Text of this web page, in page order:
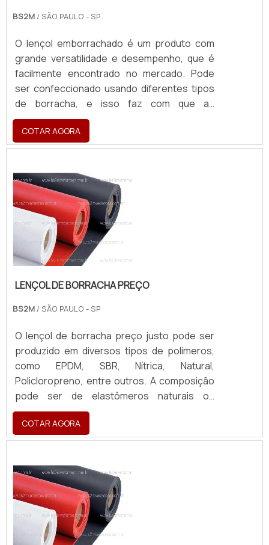
BS2M / SÃO PAULO - SP
O lençol emborrachado é um produto com
grande versatilidade e desempenho, que é
facilmente encontrado no mercado. Pode
ser confeccionado usando diferentes tipos
de borracha, e isso faz com que as
aplicações sejam bastante variadas.MAIS
INFORMAÇÕES ACERCA DO
EQUIPAMENTOSão fabricado para atender as
aplicado. Esses produtos contêm
características técnicas próprias, e podem
ser desenvolvidos de form...
COTAR AGORA
LENÇOL DE BORRACHA PREÇO
BS2M / SÃO PAULO - SP
O lençol de borracha preço justo pode ser
produzido em diversos tipos de polímeros,
como EPDM, SBR, Nítrica, Natural,
Policloropreno, entre outros. A composição
pode ser de elastômeros naturais ou
sintéticos, e é fundamental que o fornecedor
siga corretamente as normas
regulamentares referente ao produto
ACERCA DO EQUIPAMENTOPor ter uma gama
de aplicações, o produto consegue atender
à demanda, tan...
COTAR AGORA